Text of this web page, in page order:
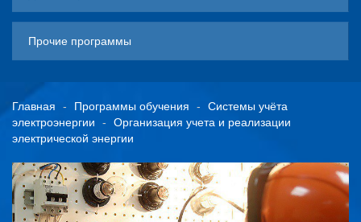
Прочие программы
Главная Программы обучения
Системы учёта
электроэнергии
Организация учета и реализации
электрической энергии